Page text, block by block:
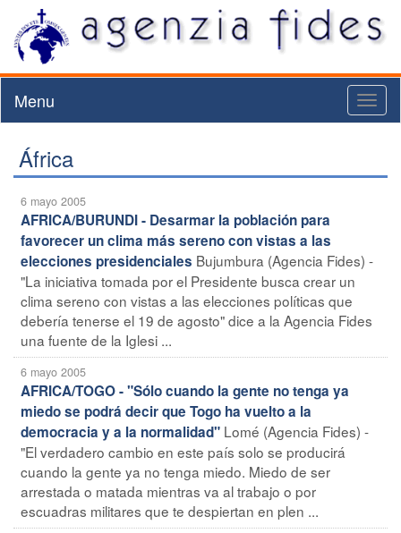
Menu
África
6 mayo 2005
AFRICA/BURUNDI - Desarmar la población para
favorecer un clima más sereno con vistas a las
elecciones presidenciales Bujumbura (Agencia Fides) -
"La iniciativa tomada por el Presidente busca crear un
clima sereno con vistas a las elecciones políticas que
debería tenerse el 19 de agosto" dice a la Agencia Fides
una fuente de la Iglesi ...
6 mayo 2005
AFRICA/TOGO - "Sólo cuando la gente no tenga ya
miedo se podrá decir que Togo ha vuelto a la
democracia y a la normalidad" Lomé (Agencia Fides) -
"El verdadero cambio en este país solo se producirá
cuando la gente ya no tenga miedo. Miedo de ser
arrestada o matada mientras va al trabajo o por
escuadras militares que te despiertan en plen ...